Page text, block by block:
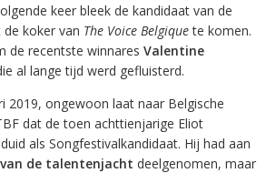
keer bleek de kandidaat van de
koker van The Voice Belgiquete komen.
de recentste winnares Valentine
al lange tijd werd gefluisterd.
2019, ongewoon laat naar Belgische
dat de toen achttienjarige Eliot
als Songfestivalkandidaat. Hij had aan
de talentenjacht deelgenomen, maar